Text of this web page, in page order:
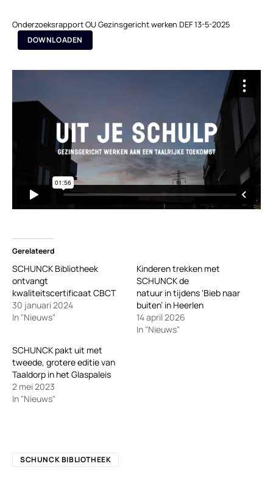
Onderzoeksrapport OU Gezinsgericht werken DEF 13-5-2025
DOWNLOADEN
Gerelateerd
SCHUNCK Bibliotheek
ontvangt
kwaliteitscertificaat CBCT
30 januari 2024
In "Nieuws"
Kinderen trekken met
SCHUNCK de
natuur in tijdens ‘Bieb naar
buiten’ in Heerlen
14 april 2026
In "Nieuws"
SCHUNCK pakt uit met
tweede, grotere editie van
Taaldorp in het Glaspaleis
2 mei 2023
In "Nieuws"
SCHUNCK BIBLIOTHEEK